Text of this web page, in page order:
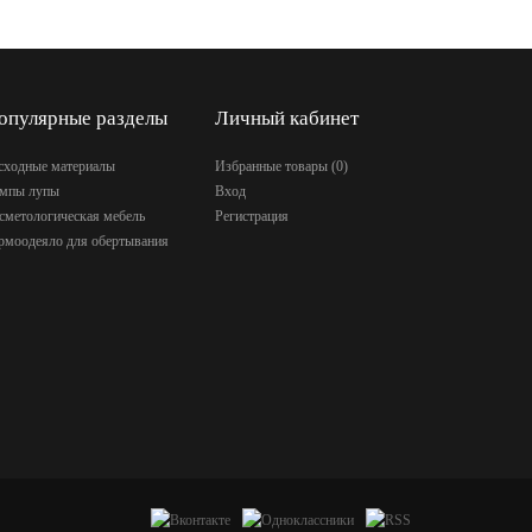
разделы
материалы
лупы
мебель
для обертывания
Личный кабинет
Избранные товары (0)
Вход
Регистрация